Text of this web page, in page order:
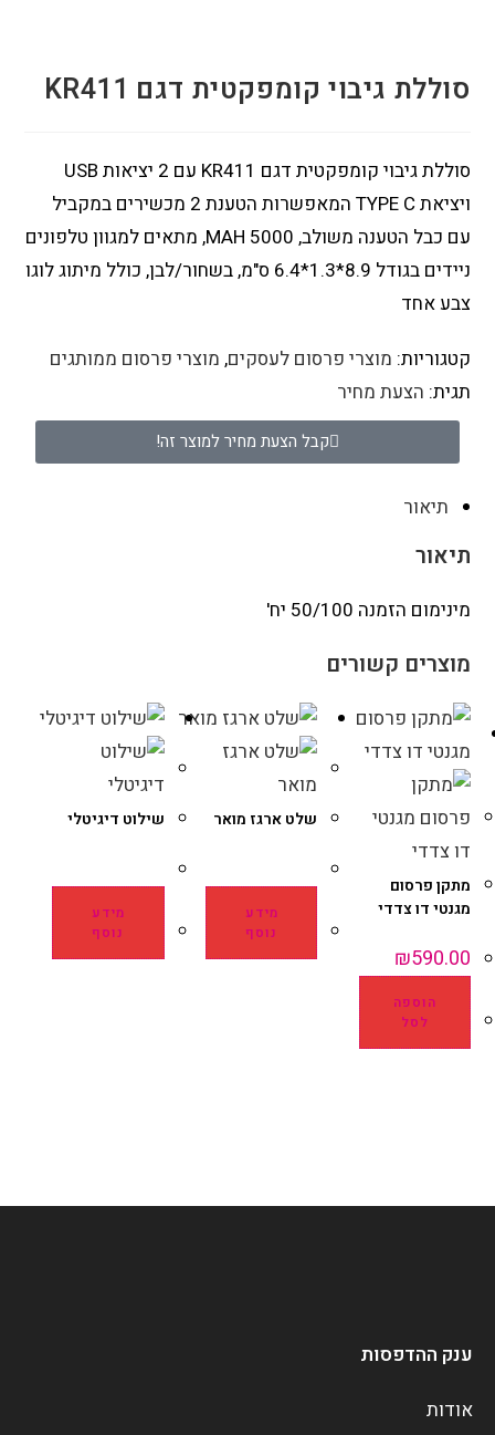
סוללת גיבוי קומפקטית דגם KR411
סוללת גיבוי קומפקטית דגם KR411 עם 2 יציאות USB
ויציאת TYPE C המאפשרות הטענת 2 מכשירים במקביל
עם כבל הטענה משולב, MAH 5000, מתאים למגוון טלפונים
ניידים בגודל 8.9*1.3*6.4 ס"מ, בשחור/לבן, כולל מיתוג לוגו
צבע אחד
קטגוריות: מוצרי פרסום לעסקים, מוצרי פרסום ממותגים
תגית: הצעת מחיר
קבל הצעת מחיר למוצר זה!
תיאור
תיאור
מינימום הזמנה 50/100 יח'
מוצרים קשורים
מתקן פרסום
מגנטי דו צדדי
₪590.00
הוספה
לסל
שלט ארגז מואר
מידע
נוסף
שילוט דיגיטלי
מידע
נוסף
ענק ההדפסות
אודות